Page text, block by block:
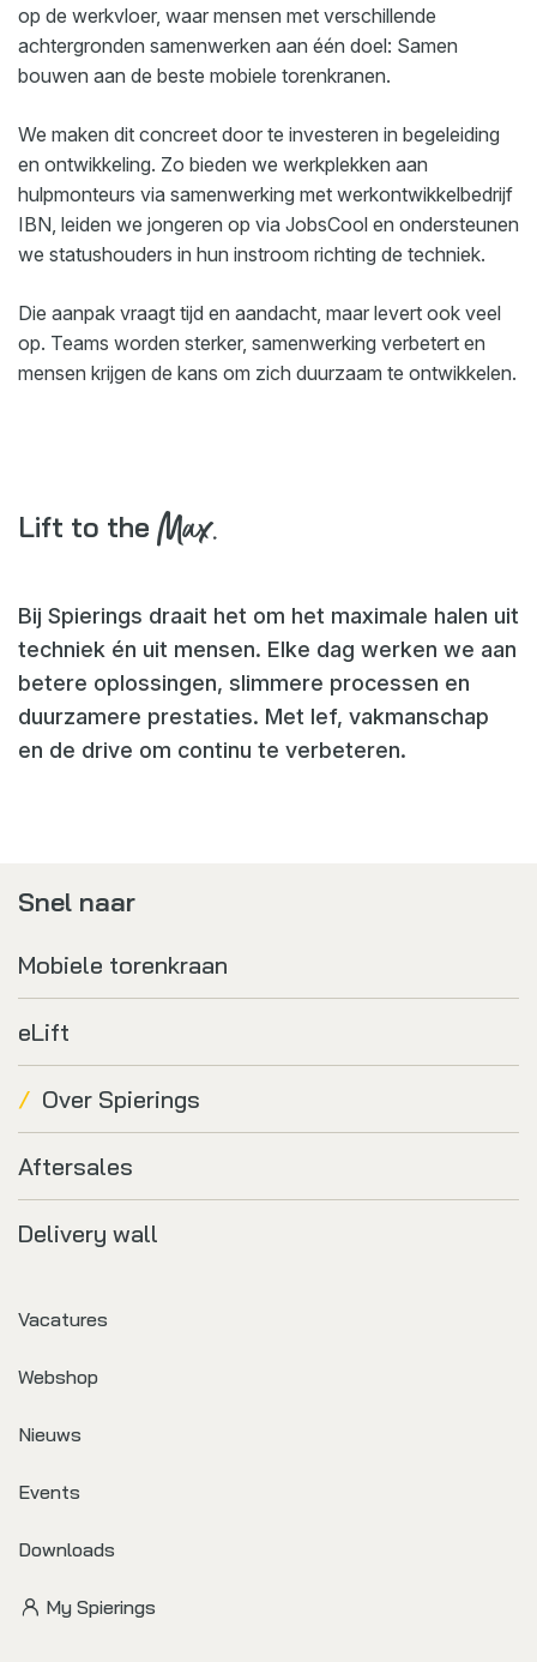
op de werkvloer, waar mensen met verschillende
achtergronden samenwerken aan één doel: Samen
bouwen aan de beste mobiele torenkranen.
We maken dit concreet door te investeren in begeleiding
en ontwikkeling. Zo bieden we werkplekken aan
hulpmonteurs via samenwerking met werkontwikkelbedrijf
IBN, leiden we jongeren op via JobsCool en ondersteunen
we statushouders in hun instroom richting de techniek.
Die aanpak vraagt tijd en aandacht, maar levert ook veel
op. Teams worden sterker, samenwerking verbetert en
mensen krijgen de kans om zich duurzaam te ontwikkelen.
Lift to the Max.
Bij Spierings draait het om het maximale halen uit
techniek én uit mensen. Elke dag werken we aan
betere oplossingen, slimmere processen en
duurzamere prestaties. Met lef, vakmanschap
en de drive om continu te verbeteren.
Snel naar
Mobiele torenkraan
eLift
Over Spierings
Aftersales
Delivery wall
Vacatures
Webshop
Nieuws
Events
Downloads
My Spierings